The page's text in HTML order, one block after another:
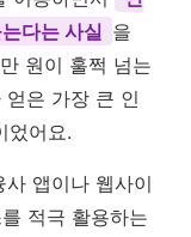
다는 사실 을
원이 훌쩍 넘는
은 가장 큰 인
었어요.
앱이나 웹사이
적극 활용하는